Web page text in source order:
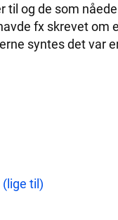
til og de som
fx skrevet om
syntes det var
til)